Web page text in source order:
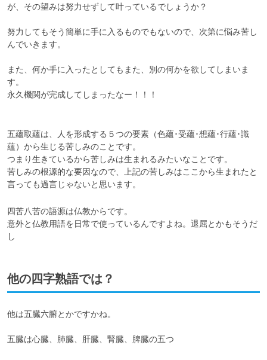
が、その望みは努力せずして叶っているでしょうか？
努力してもそう簡単に手に入るものでもないので、次第に悩み苦し
んでいきます。
また、何か手に入ったとしてもまた、別の何かを欲してしまいま
す。
永久機関が完成してしまったなー！！！
五蘊取蘊は、人を形成する５つの要素（色蘊･受蘊･想蘊･行蘊･識
蘊）から生じる苦しみのことです。
つまり生きているから苦しみは生まれるみたいなことです。
苦しみの根源的な要因なので、上記の苦しみはここから生まれたと
言っても過言じゃないと思います。
四苦八苦の語源は仏教からです。
意外と仏教用語を日常で使っているんですよね。退屈とかもそうだ
し
他の四字熟語では？
他は五臓六腑とかですかね。
五臓は心臓、肺臓、肝臓、腎臓、脾臓の五つ